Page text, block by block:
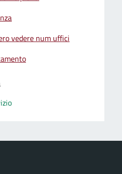
vedere num uffici